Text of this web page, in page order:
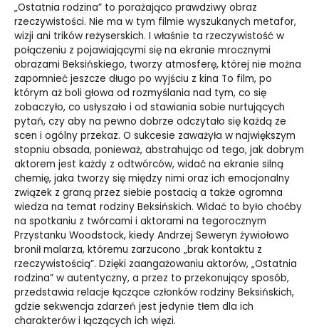
„Ostatnia rodzina” to porażająco prawdziwy obraz
rzeczywistości. Nie ma w tym filmie wyszukanych metafor,
wizji ani trików reżyserskich. I właśnie ta rzeczywistość w
połączeniu z pojawiającymi się na ekranie mrocznymi
obrazami Beksińskiego, tworzy atmosferę, której nie można
zapomnieć jeszcze długo po wyjściu z kina To film, po
którym aż boli głowa od rozmyślania nad tym, co się
zobaczyło, co usłyszało i od stawiania sobie nurtujących
pytań, czy aby na pewno dobrze odczytało się każdą ze
scen i ogólny przekaz. O sukcesie zaważyła w największym
stopniu obsada, ponieważ, abstrahując od tego, jak dobrym
aktorem jest każdy z odtwórców, widać na ekranie silną
chemię, jaka tworzy się między nimi oraz ich emocjonalny
związek z graną przez siebie postacią a także ogromna
wiedza na temat rodziny Beksińskich. Widać to było choćby
na spotkaniu z twórcami i aktorami na tegorocznym
Przystanku Woodstock, kiedy Andrzej Seweryn żywiołowo
bronił malarza, któremu zarzucono „brak kontaktu z
rzeczywistością”. Dzięki zaangażowaniu aktorów, „Ostatnia
rodzina” w autentyczny, a przez to przekonujący sposób,
przedstawia relacje łączące członków rodziny Beksińskich,
gdzie sekwencja zdarzeń jest jedynie tłem dla ich
charakterów i łączących ich więzi.